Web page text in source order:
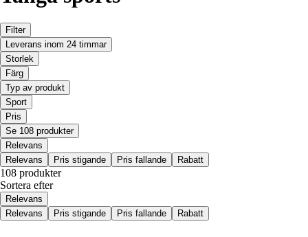
Filter
Leverans inom 24 timmar
Storlek
Färg
Typ av produkt
Sport
Pris
Se 108 produkter
Relevans
Relevans
Pris stigande Pris fallande Rabatt
108 produkter
Sortera efter
Relevans
Relevans
Pris stigande Pris fallande Rabatt